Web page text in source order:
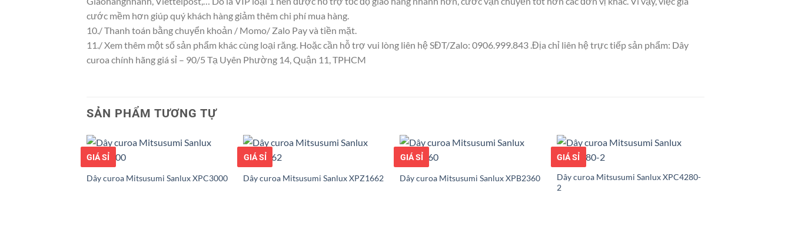
cước mềm hơn giúp quý khách hàng giảm thêm chi phí mua hàng.
10./ Thanh toán bằng chuyển khoản / Momo/ Zalo Pay và tiền mặt.
11./ Xem thêm một số sản phẩm khác cùng loại răng. Hoặc cần hỗ trợ vui lòng liên hệ SĐT/Zalo: 0906.999.843 .Địa chỉ liên hệ trực tiếp sản phẩm: Dây
curoa chính hãng giá sỉ – 90/5 Tạ Uyên Phường 14, Quận 11, TPHCM
SẢN PHẨM TƯƠNG TỰ
GIÁ TỐT
GIÁ SỈ
Dây curoa Mitsusumi Sanlux XPC3000
GIÁ TỐT
GIÁ SỈ
Dây curoa Mitsusumi Sanlux XPZ1662
GIÁ TỐT
GIÁ SỈ
Dây curoa Mitsusumi Sanlux XPB2360
GIÁ TỐT
GIÁ SỈ
Dây curoa Mitsusumi Sanlux XPC4280-
2